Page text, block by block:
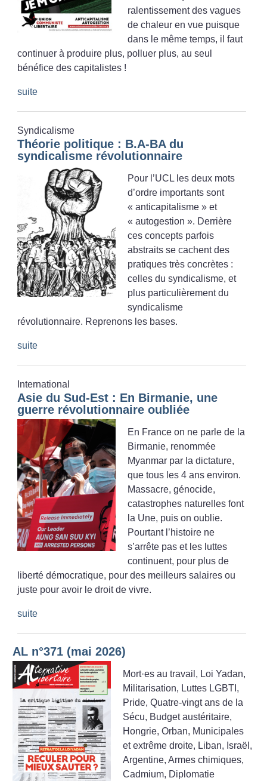
ralentissement des vagues
de chaleur en vue puisque
dans le même temps, il faut
continuer à produire plus, polluer plus, au seul
bénéfice des capitalistes !
suite
Syndicalisme
Théorie politique : B.A-BA du
syndicalisme révolutionnaire
Pour l’UCL les deux mots
d’ordre importants sont
« anticapitalisme » et
« autogestion ». Derrière
ces concepts parfois
abstraits se cachent des
pratiques très concrètes :
celles du syndicalisme, et
plus particulièrement du
syndicalisme
révolutionnaire. Reprenons les bases.
suite
International
Asie du Sud-Est : En Birmanie, une
guerre révolutionnaire oubliée
En France on ne parle de la
Birmanie, renommée
Myanmar par la dictature,
que tous les 4 ans environ.
Massacre, génocide,
catastrophes naturelles font
la Une, puis on oublie.
Pourtant l’histoire ne
s’arrête pas et les luttes
continuent, pour plus de
liberté démocratique, pour des meilleurs salaires ou
juste pour avoir le droit de vivre.
suite
AL n°371 (mai 2026)
Mort·es au travail, Loi Yadan,
Militarisation, Luttes LGBTI,
Pride, Quatre-vingt ans de la
Sécu, Budget austéritaire,
Hongrie, Orban, Municipales
et extrême droite, Liban, Israël,
Argentine, Armes chimiques,
Cadmium, Diplomatie